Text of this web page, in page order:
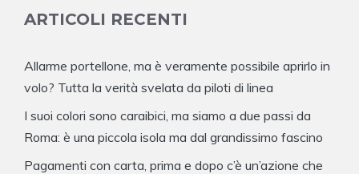
ARTICOLI RECENTI
Allarme portellone, ma è veramente possibile aprirlo in
volo? Tutta la verità svelata da piloti di linea
I suoi colori sono caraibici, ma siamo a due passi da
Roma: è una piccola isola ma dal grandissimo fascino
Pagamenti con carta, prima e dopo c’è un’azione che